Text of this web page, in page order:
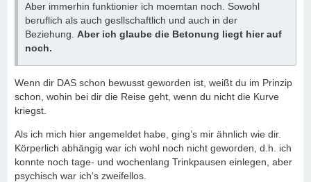
Aber immerhin funktionier ich moemtan noch. Sowohl
beruflich als auch gesllschaftlich und auch in der
Beziehung. Aber ich glaube die Betonung liegt hier auf
noch.
Wenn dir DAS schon bewusst geworden ist, weißt du im Prinzip
schon, wohin bei dir die Reise geht, wenn du nicht die Kurve
kriegst.
Als ich mich hier angemeldet habe, ging’s mir ähnlich wie dir.
Körperlich abhängig war ich wohl noch nicht geworden, d.h. ich
konnte noch tage- und wochenlang Trinkpausen einlegen, aber
psychisch war ich‘s zweifellos.